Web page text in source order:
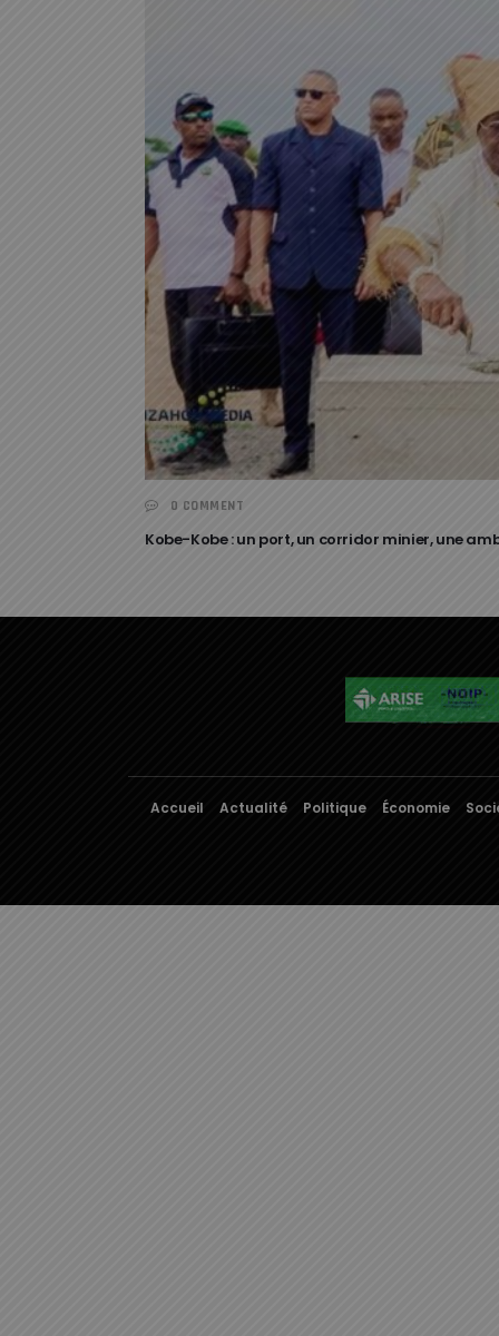
0 COMMENT
Kobe-Kobe : un port, un corridor minier, une
Accueil Actualité Politique Économie